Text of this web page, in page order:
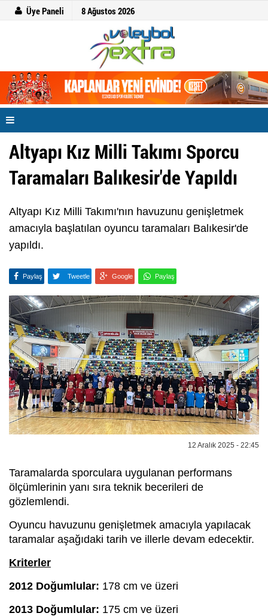
Üye Paneli 8 Ağustos 2026
Altyapı Kız Milli Takımı Sporcu
Taramaları Balıkesir'de Yapıldı
Altyapı Kız Milli Takımı'nın havuzunu genişletmek
amacıyla başlatılan oyuncu taramaları Balıkesir'de
yapıldı.
Paylaş Tweetle Google Paylaş
12 Aralık 2025 - 22:45
Taramalarda sporculara uygulanan performans
ölçümlerinin yanı sıra teknik becerileri de
gözlemlendi.
Oyuncu havuzunu genişletmek amacıyla yapılacak
taramalar aşağıdaki tarih ve illerle devam edecektir.
Kriterler
2012 Doğumlular: 178 cm ve üzeri
2013 Doğumlular: 175 cm ve üzeri